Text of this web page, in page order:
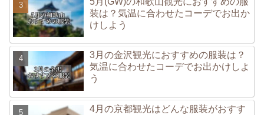
装は？気温に合わせたコーデでお出か
けしよう
3月の金沢観光におすすめの服装は？
気温に合わせたコーデでお出かけしよ
う
4月の京都観光はどんな服装がおすす